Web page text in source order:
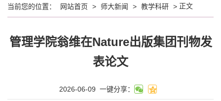
当前您的位置： 网站首页 > 师大新闻 > 教学科研 > 正文
管理学院翁维在Nature出版集团刊物发
表论文
2026-06-09 一键分享：